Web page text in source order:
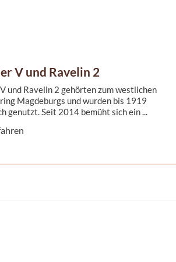
V und Ravelin 2
und Ravelin 2 gehörten zum westlichen
Magdeburgs und wurden bis 1919
genutzt. Seit 2014 bemüht sich ein ...